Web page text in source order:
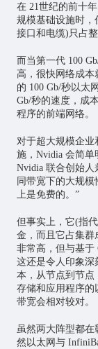
在 21世纪的前十
规模基础设施时，
接口和电缆)只占
而当第一代 100
高，很快网络成本
的 100 Gb/秒以太
Gb/秒的速度，成
程序的前端网络。
对于超大规模企业
施，Nvidia 会简单
Nvidia 联合创始人
同带宽下的大规
上是免费的。”
但事实上，它(指
金，而且它占集群
非常高，但与基于
这还是令人印象深
本，从节点到节点
存储和应用程序的
带宽会相对较对。
虽然两大阵型都在
然以太网与